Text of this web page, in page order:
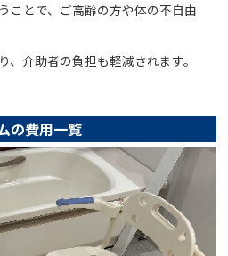
ことで、ご高齢の方や体の不自由
、介助者の負担も軽減されます。
の費用一覧